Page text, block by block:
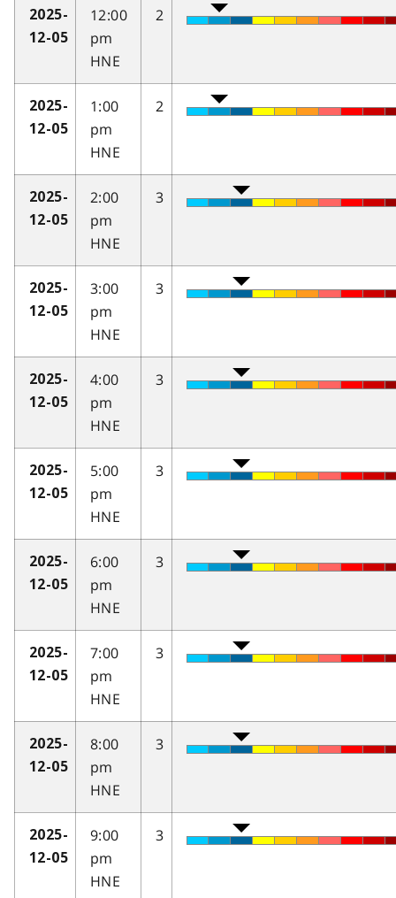
2025-
12-05
12:00
pm
HNE
2
2025-
12-05
1:00
pm
HNE
2
2025-
12-05
2:00
pm
HNE
3
2025-
12-05
3:00
pm
HNE
3
2025-
12-05
4:00
pm
HNE
3
2025-
12-05
5:00
pm
HNE
3
2025-
12-05
6:00
pm
HNE
3
2025-
12-05
7:00
pm
HNE
3
2025-
12-05
8:00
pm
HNE
3
2025-
12-05
9:00
pm
HNE
3